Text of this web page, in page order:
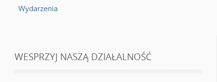
Wydarzenia
WESPRZYJ NASZĄ DZIAŁALNOŚĆ